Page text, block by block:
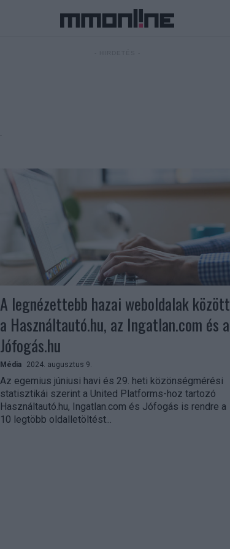
A legnézettebb hazai weboldalak között
a Használtautó.hu, az Ingatlan.com és a
Jófogás.hu
Média 2024. augusztus 9.
Az egemius júniusi havi és 29. heti közönségmérési
statisztikái szerint a United Platforms-hoz tartozó
Használtautó.hu, Ingatlan.com és Jófogás is rendre a
10 legtöbb oldalletöltést...